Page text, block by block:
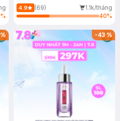
%
(Mới)
4.9 (69)
1.1k/tháng
40%
-43%